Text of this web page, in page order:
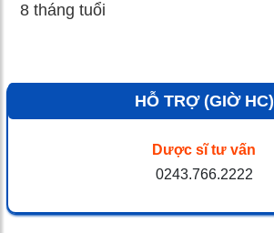
8 tháng tuổi
HỖ TRỢ (GIỜ HC)
Dược sĩ tư vấn
0243.766.2222